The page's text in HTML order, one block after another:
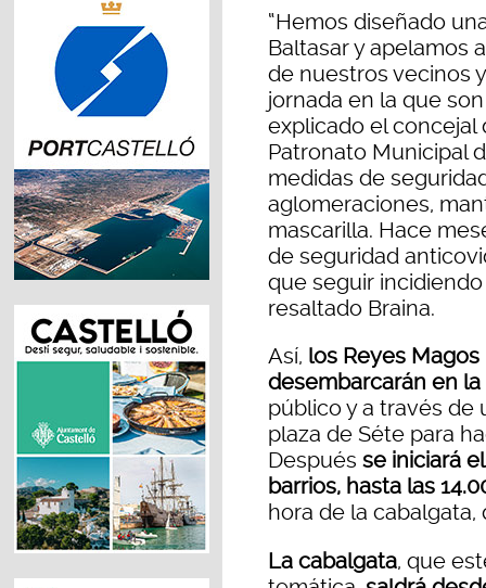
“Hemos diseñado
Baltasar y apelamos
de nuestros vecinos
jornada en la que
explicado el concejal
Patronato Municipal
medidas de
aglomeraciones,
mascarilla. Hace
de seguridad
que seguir
resaltado Braina.
Así, los Reyes Magos
desembarcarán en
público y a través de
plaza de Séte para
Después se iniciará
barrios, hasta las
hora de la cabalgata,
La cabalgata, que